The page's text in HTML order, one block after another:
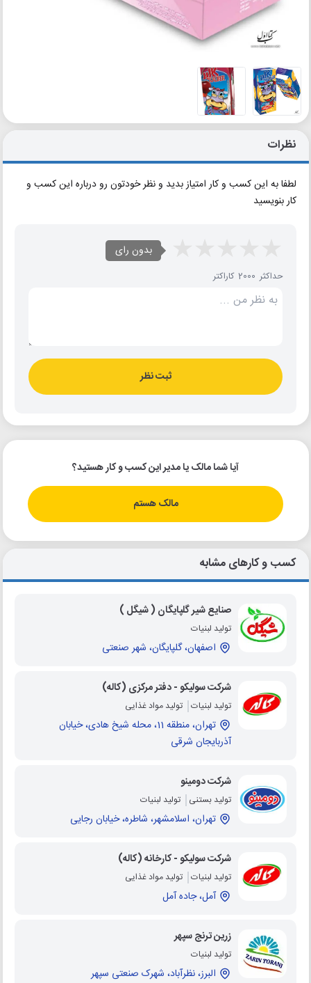
نظرات
لطفا به این کسب و کار امتیاز بدید و نظر خودتون رو درباره این کسب و
کار بنویسید
بدون رای
حداکثر 2000 کاراکتر
ثبت نظر
آیا شما مالک یا مدیر این کسب و کار هستید؟
مالک هستم
کسب و کارهای مشابه
صنایع شیر گلپایگان ( شیگل )
تولید لبنیات
اصفهان، گلپایگان، شهر صنعتی
شرکت سولیکو - دفتر مرکزی (کاله)
تولید لبنیات تولید مواد غذایی
تهران، منطقه 11، محله شیخ هادی، خیابان
آذربایجان شرقی
شرکت دومینو
تولید بستنی تولید لبنیات
تهران، اسلامشهر، شاطره، خیابان رجایی
شرکت سولیکو - کارخانه (کاله)
تولید لبنیات تولید مواد غذایی
آمل، جاده آمل
زرین ترنج سپهر
تولید لبنیات
البرز، نظرآباد، شهرک صنعتی سپهر